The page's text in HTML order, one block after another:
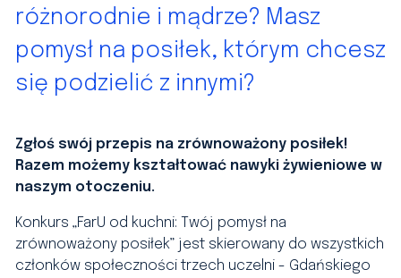
różnorodnie i mądrze? Masz
pomysł na posiłek, którym chcesz
się podzielić z innymi?
Zgłoś swój przepis na zrównoważony posiłek!
Razem możemy kształtować nawyki żywieniowe w
naszym otoczeniu.
Konkurs„FarU od kuchni: Twój pomysł na
zrównoważony posiłek” jest skierowany do wszystkich
członków społeczności trzech uczelni - Gdańskiego